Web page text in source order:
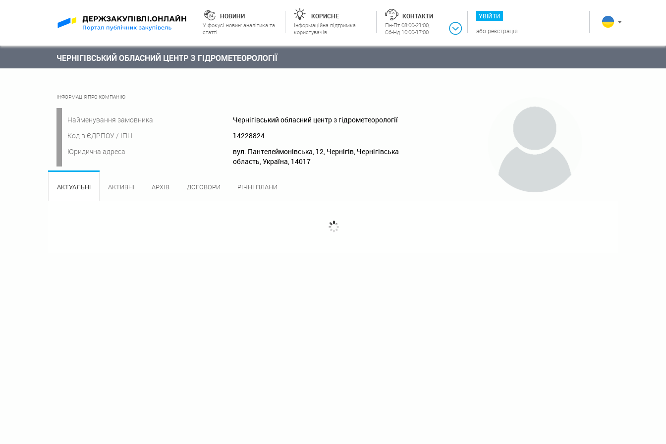
НОВИНИ
У фокусі новин: аналітика та
статті
КОРИСНЕ
Інформаційна підтримка
користувачів
КОНТАКТИ
Пн-Пт 08:00-21:00,
Сб-Нд 10:00-17:00
УВІЙТИ
або реєстрація
ЧЕРНІГІВСЬКИЙ ОБЛАСНИЙ ЦЕНТР З ГІДРОМЕТЕОРОЛОГІЇ
ІНФОРМАЦІЯ ПРО КОМПАНІЮ
Найменування замовника
Чернігівський обласний центр з гідрометеорології
Код в ЄДРПОУ / ІПН
14228824
Юридична адреса
вул. Пантелеймонівська, 12, Чернігів, Чернігівська
область, Україна, 14017
АКТУАЛЬНІ АКТИВНІ АРХІВ ДОГОВОРИ РІЧНІ ПЛАНИ